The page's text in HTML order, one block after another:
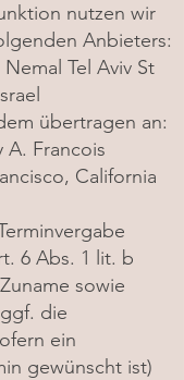
nutzen wir
Anbieters:
Nemal Tel Aviv St
übertragen an:
A. Francois
California
6 Abs. 1 lit. b
sowie
die
ein
gewünscht ist)